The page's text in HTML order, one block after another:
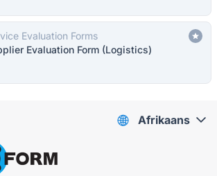
Evaluation Forms
Evaluation Form (Logistics)
Afrikaans